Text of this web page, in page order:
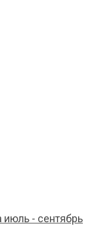
- сентябрь